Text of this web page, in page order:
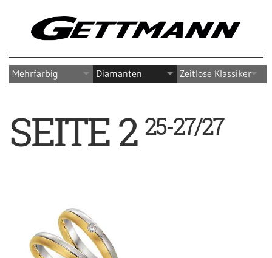
Mehrfarbig Diamanten Zeitlose Klassiker
SEITE 2 25-27/27